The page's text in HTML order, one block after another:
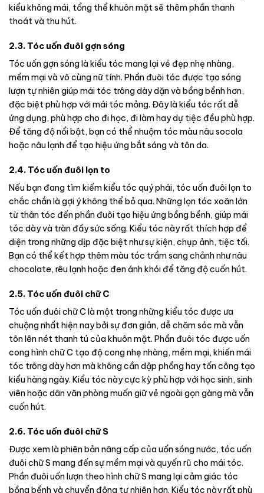
kiểu không mái, tổng thể khuôn mặt sẽ thêm phần thanh
thoát và thu hút.
2.3. Tóc uốn đuôi gợn sóng
Tóc uốn gợn sóng là kiểu tóc mang lại vẻ đẹp nhẹ nhàng,
mềm mại và vô cùng nữ tính. Phần đuôi tóc được tạo sóng
lượn tự nhiên giúp mái tóc trông dày dặn và bồng bềnh hơn,
đặc biệt phù hợp với mái tóc mỏng. Đây là kiểu tóc rất dễ
ứng dụng, phù hợp cho đi học, đi làm hay dự tiệc đều phù hợp.
Để tăng độ nổi bật, bạn có thể nhuộm tóc màu nâu socola
hoặc nâu lạnh để tạo hiệu ứng bắt sáng và tôn da.
2.4. Tóc uốn đuôi lọn to
Nếu bạn đang tìm kiếm kiểu tóc quý phái, tóc uốn đuôi lọn to
chắc chắn là gợi ý không thể bỏ qua. Những lọn tóc xoăn lớn
từ thân tóc đến phần đuôi tạo hiệu ứng bồng bềnh, giúp mái
tóc dày và tràn đầy sức sống. Kiểu tóc này rất thích hợp để
diện trong những dịp đặc biệt như sự kiện, chụp ảnh, tiệc tối.
Bạn có thể kết hợp thêm màu tóc trầm sang chảnh như nâu
chocolate, rêu lạnh hoặc đen ánh khói để tăng độ cuốn hút.
2.5. Tóc uốn đuôi chữ C
Tóc uốn đuôi chữ C là một trong những kiểu tóc được ưa
chuộng nhất hiện nay bởi sự đơn giản, dễ chăm sóc mà vẫn
tôn lên nét thanh tú của khuôn mặt. Phần đuôi tóc được uốn
cong hình chữ C tạo độ cong nhẹ nhàng, mềm mại, khiến mái
tóc trông dày hơn mà không cần dập phồng hay tốn công tạo
kiểu hàng ngày. Kiểu tóc này cực kỳ phù hợp với học sinh, sinh
viên hoặc dân văn phòng muốn giữ vẻ ngoài gọn gàng mà vẫn
cuốn hút.
2.6. Tóc uốn đuôi chữ S
Được xem là phiên bản nâng cấp của uốn sóng nước, tóc uốn
đuôi chữ S mang đến sự mềm mại và quyến rũ cho mái tóc.
Phần đuôi uốn lượn theo hình chữ S mang lại cảm giác tóc
bồng bềnh và chuyển động tự nhiên hơn. Kiểu tóc này rất phù